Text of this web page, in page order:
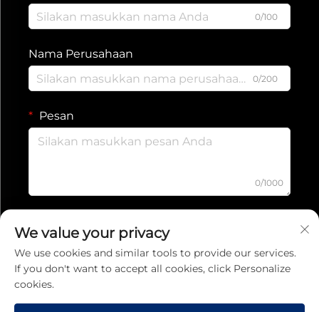
0/100
Nama Perusahaan
0/200
Pesan
0/1000
Kirim
Kebijakan Privasi
We value your privacy
We use cookies and similar tools to provide our services.
If you don't want to accept all cookies, click Personalize
cookies.